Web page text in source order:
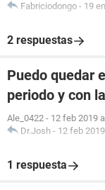
Fabriciodongo - 19
2 respuestas
Puedo quedar
periodo y con
Ale_0422 - 12 feb 2019
Dr.Josh - 12 feb
1 respuesta